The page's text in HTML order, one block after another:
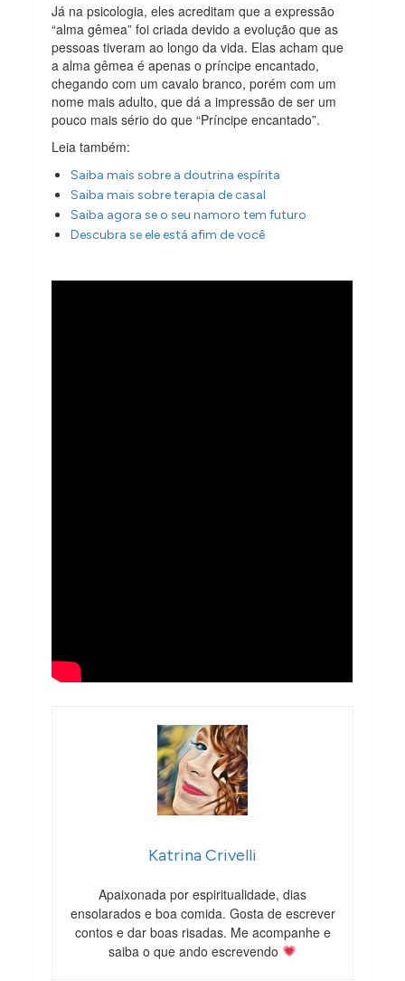
Já na psicologia, eles acreditam que a expressão
“alma gêmea” foi criada devido a evolução que as
pessoas tiveram ao longo da vida. Elas acham que
a alma gêmea é apenas o príncipe encantado,
chegando com um cavalo branco, porém com um
nome mais adulto, que dá a impressão de ser um
pouco mais sério do que “Príncipe encantado”.
Leia também:
Saiba mais sobre a doutrina espírita
Saiba mais sobre terapia de casal
Saiba agora se o seu namoro tem futuro
Descubra se ele está afim de você
Katrina Crivelli
Apaixonada por espiritualidade, dias
ensolarados e boa comida. Gosta de escrever
contos e dar boas risadas. Me acompanhe e
saiba o que ando escrevendo